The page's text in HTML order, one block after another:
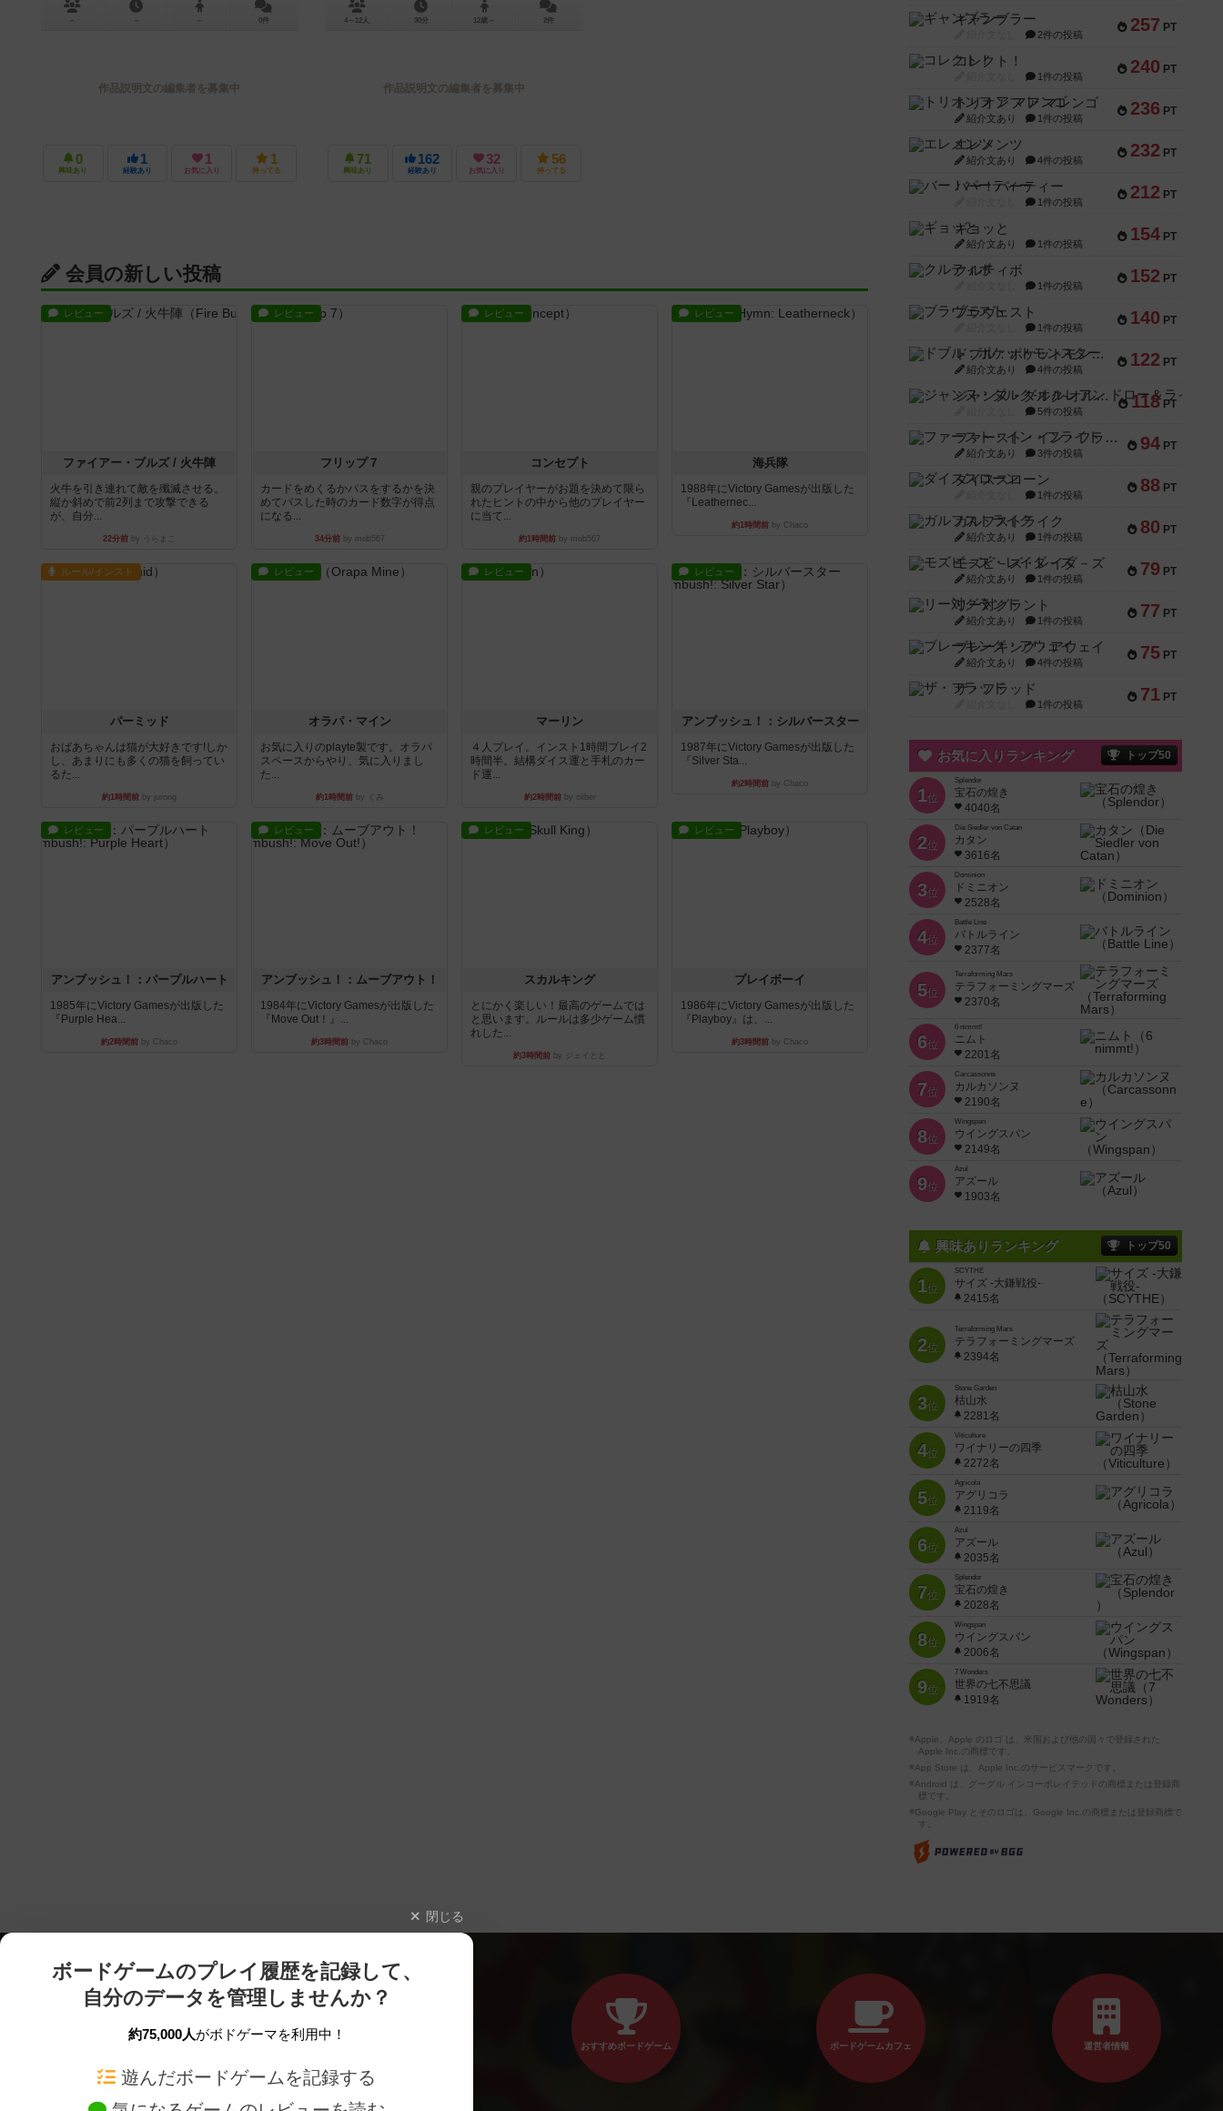
－ － － 0件
作品説明文の編集者を募集中
0
興味あり
1
経験あり
1
お気に入り
1
持ってる
4～12人 30分 12歳～ 2件
作品説明文の編集者を募集中
71
興味あり
162
経験あり
32
お気に入り
56
持ってる
会員の新しい投稿
レビュー
ファイアー・ブルズ / 火牛陣
火牛を引き連れて敵を殲滅させる。
縦か斜めで前2列まで攻撃できる
が、自分...
22分前 by うらまこ
レビュー
フリップ７
カードをめくるかパスをするかを決
めてパスした時のカード数字が得点
になる...
34分前by mob567
レビュー
コンセプト
親のプレイヤーがお題を決めて限ら
れたヒントの中から他のプレイヤー
に当て...
約1時間前 by mob567
レビュー
海兵隊
1988年にVictory Gamesが出版した
『Leathernec...
約1時間前 by Chaco
ルール/インスト
パーミッド
おばあちゃんは猫が大好きです!しか
し、あまりにも多くの猫を飼ってい
るた...
約1時間前 by jurong
レビュー
オラパ・マイン
お気に入りのplayte製です。オラパ
スペースからやり、気に入りまし
た...
約1時間前by くみ
レビュー
マーリン
４人プレイ。インスト1時間プレイ2
時間半。結構ダイス運と手札のカー
ド運...
約2時間前by oliber
レビュー
アンブッシュ！：シルバースター
1987年にVictory Gamesが出版した
『Silver Sta...
約2時間前 by Chaco
レビュー
アンブッシュ！：パープルハート
1985年にVictory Gamesが出版した
『Purple Hea...
約2時間前 by Chaco
レビュー
アンブッシュ！：ムーブアウト！
1984年にVictory Gamesが出版した
『Move Out！』...
約3時間前 by Chaco
レビュー
スカルキング
とにかく楽しい！最高のゲームでは
と思います。ルールは多少ゲーム慣
れした...
約3時間前 by ジェイとと
レビュー
プレイボーイ
1986年にVictory Gamesが出版した
『Playboy』は、...
約3時間前 by Chaco
257 PT
ギャンブラー
2件の投稿
240 PT
コレクト！
1件の投稿
236 PT
トリオンフ ア マレンゴ
紹介文あり 1件の投稿
232 PT
エレメンツ
紹介文あり 4件の投稿
212 PT
バー！パーティー
1件の投稿
154 PT
ギョッと
紹介文あり 1件の投稿
152 PT
クルティボ
1件の投稿
140 PT
ブラヴェスト
1件の投稿
122 PT
ドブル：ポケットモンスター
紹介文あり 4件の投稿
118 PT
ジャンヌ・ダルク-オルレアン ドロー＆ライト
5件の投稿
94 PT
ファースト・イン・フライト
紹介文あり 3件の投稿
88 PT
ダイススローン
1件の投稿
80 PT
ガルフストライク
紹介文あり 1件の投稿
79 PT
モズビ－ズ・レイダ－ズ
紹介文あり 1件の投稿
77 PT
リー対グラント
紹介文あり 1件の投稿
75 PT
ブレーキング・アウェイ
紹介文あり 4件の投稿
71 PT
ザ・フラッド
1件の投稿
お気に入りランキング トップ50
1位
Splendor
宝石の煌き
4040名
2位
Die Siedler von Catan
カタン
3616名
3位
Dominion
ドミニオン
2528名
4位
Battle Line
バトルライン
2377名
5位
Terraforming Mars
テラフォーミングマーズ
2370名
6位
6 nimmt!
ニムト
2201名
7位
Carcassonne
カルカソンヌ
2190名
8位
Wingspan
ウイングスパン
2149名
9位
Azul
アズール
1903名
興味ありランキング トップ50
1位
SCYTHE
サイズ -大鎌戦役-
2415名
2位
Terraforming Mars
テラフォーミングマーズ
2394名
3位
Stone Garden
枯山水
2281名
4位
Viticulture
ワイナリーの四季
2272名
5位
Agricola
アグリコラ
2119名
6位
Azul
アズール
2035名
7位
Splendor
宝石の煌き
2028名
8位
Wingspan
ウイングスパン
2006名
9位
7 Wonders
世界の七不思議
1919名
※Apple、Apple のロゴ は、米国および他の国々で登録された
Apple Inc.の商標です。
※App Store は、Apple Inc.のサービスマークです。
※Android は、グーグル インコーポレイテッドの商標または登録商
標です。
※Google Play とそのロゴは、Google Inc.の商標または登録商標で
す。
閉じる
ボードゲームのプレイ履歴を記録して、
自分のデータを管理しませんか？
約75,000人がボドゲーマを利用中！
遊んだボードゲームを記録する
おすすめボードゲーム ボードゲームカフェ 運営者情報